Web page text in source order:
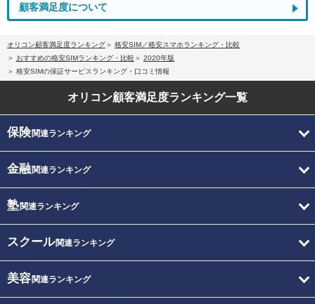
顧客満足度について
オリコン顧客満足度ランキング
格安SIM／格安スマホランキング・比較
おすすめの格安SIMランキング・比較
2020年版
格安SIMの保証サービスランキング・口コミ情報
オリコン顧客満足度ランキング一覧
保険関連ランキング
金融関連ランキング
塾関連ランキング
スクール関連ランキング
美容関連ランキング